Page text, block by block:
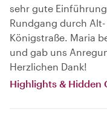
sehr gute
Rundgang durch
Königstraße. Maria
und gab uns
Herzlichen Dank!
Highlights & Hidden